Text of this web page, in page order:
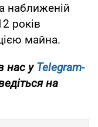
наближеній
років
майна.
нас уTelegram-
на